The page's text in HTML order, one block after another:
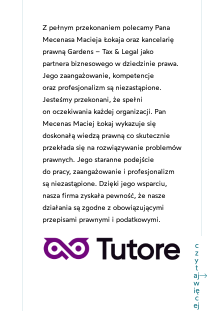
Z pełnym przekonaniem polecamy Pana
Mecenasa Macieja Łokaja oraz kancelarię
prawną Gardens – Tax & Legal jako
partnera biznesowego w dziedzinie prawa.
Jego zaangażowanie, kompetencje
oraz profesjonalizm są niezastąpione.
Jesteśmy przekonani, że spełni
on oczekiwania każdej organizacji. Pan
Mecenas Maciej Łokaj wykazuje się
doskonałą wiedzą prawną co skutecznie
przekłada się na rozwiązywanie problemów
prawnych. Jego staranne podejście
do pracy, zaangażowanie i profesjonalizm
są niezastąpione. Dzięki jego wsparciu,
nasza firma zyskała pewność, że nasze
działania są zgodne z obowiązującymi
przepisami prawnymi i podatkowymi.
c
z
y
t
aj
w
ię
c
ej